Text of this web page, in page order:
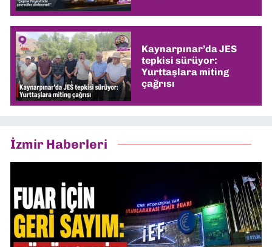
Kaynarpınar’da JES
tepkisi sürüyor:
Yurttaşlara miting
çağrısı
İzmir Haberleri